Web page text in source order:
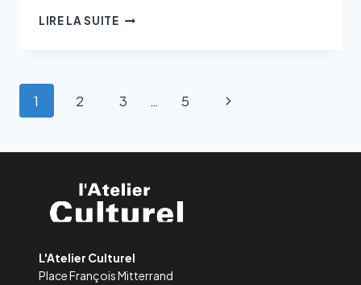
LIRE LA SUITE
1 2 3 … 5
L'Atelier Culturel
Place François Mitterrand